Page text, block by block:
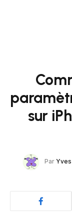
sur
Par Yves